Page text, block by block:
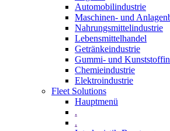
Automobilindustrie
Maschinen- und
Nahrungsmittelindustrie
Lebensmittelhandel
Getränkeindustrie
Gummi­- und
Chemieindustrie
Elektroindustrie
Fleet Solutions
Hauptmenü
.
.